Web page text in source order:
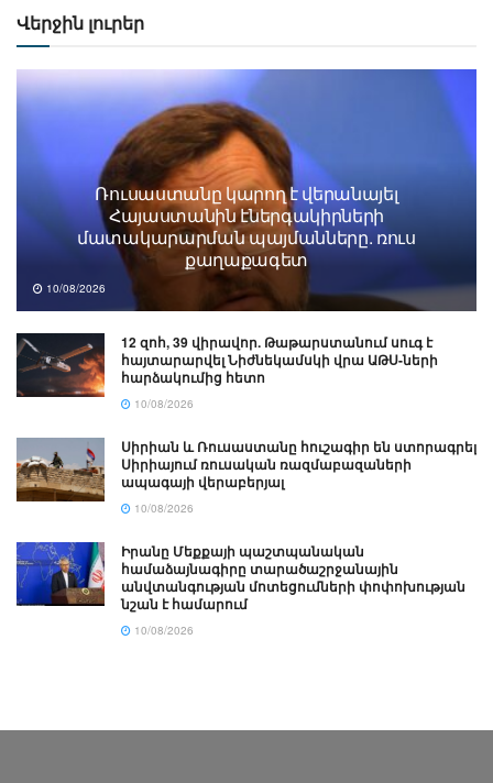
Վերջին լուրեր
Ռուսաստանը կարող է վերանայել
Հայաստանին էներգակիրների
մատակարարման պայմանները. ռուս
քաղաքագետ
10/08/2026
12 զոհ, 39 վիրավոր. Թաթարստանում սուգ է
հայտարարվել Նիժնեկամսկի վրա ԱԹՍ-ների
հարձակումից հետո
10/08/2026
Սիրիան և Ռուսաստանը հուշագիր են ստորագրել
Սիրիայում ռուսական ռազմաբազաների
ապագայի վերաբերյալ
10/08/2026
Իրանը Մեքքայի պաշտպանական
համաձայնագիրը տարածաշրջանային
անվտանգության մոտեցումների փոփոխության
նշան է համարում
10/08/2026